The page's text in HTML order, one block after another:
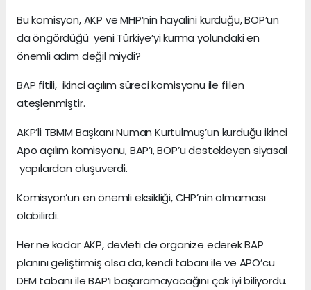
Bu komisyon, AKP ve MHP’nin hayalini kurduğu, BOP’un
da öngördüğü yeni Türkiye’yi kurma yolundaki en
önemli adım değil miydi?
BAP fitili, ikinci açılım süreci komisyonu ile fiilen
ateşlenmiştir.
AKP’li TBMM Başkanı Numan Kurtulmuş’un kurduğu ikinci
Apo açılım komisyonu, BAP’ı, BOP’u destekleyen siyasal
yapılardan oluşuverdi.
Komisyon’un en önemli eksikliği, CHP’nin olmaması
olabilirdi.
Her ne kadar AKP, devleti de organize ederek BAP
planını geliştirmiş olsa da, kendi tabanı ile ve APO’cu
DEM tabanı ile BAP’ı başaramayacağını çok iyi biliyordu.